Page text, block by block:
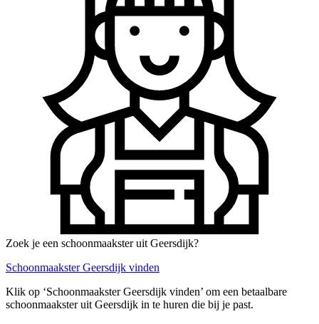
Zoek je een schoonmaakster uit Geersdijk?
Schoonmaakster Geersdijk vinden
Klik op ‘Schoonmaakster Geersdijk vinden’ om een betaalbare
schoonmaakster uit Geersdijk in te huren die bij je past.